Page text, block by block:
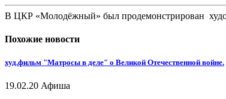
В ЦКР «Молодёжный» был продемонстрирован
Похожие новости
худ.фильм "Матросы в деле" о Великой Отечественной войне.
19.02.20 Афиша